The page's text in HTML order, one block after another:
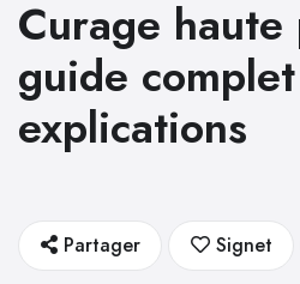
Curage haute
guide
explications
Partager Signet